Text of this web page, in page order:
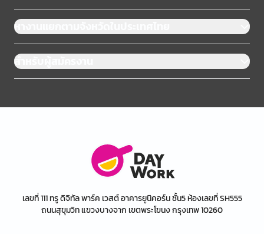
หางานแยกตามจังหวัดในประเทศไทย
สำหรับผู้สมัครงาน
เลขที่ 111 ทรู ดิจิทัล พาร์ค เวสต์ อาคารยูนิคอร์น ชั้น5 ห้องเลขที่ SH555
ถนนสุขุมวิท แขวงบางจาก เขตพระโขนง กรุงเทพ 10260